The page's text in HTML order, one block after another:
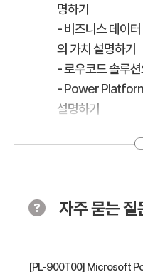
명하기
- 비즈니스 데이
의 가치 설명하기
- 로우코드 솔루
- Power
설명하기
가치 설명하기
Microsoft
- Microsoft
자주 묻는 질
[PL-900T00] Microsoft